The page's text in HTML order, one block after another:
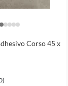
Corso 45 x
)